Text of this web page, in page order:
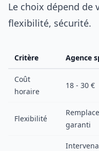
Le choix dépend de
flexibilité, sécurité.
Critère Agence
Coût
horaire
18 - 30 €
Flexibilité
garanti